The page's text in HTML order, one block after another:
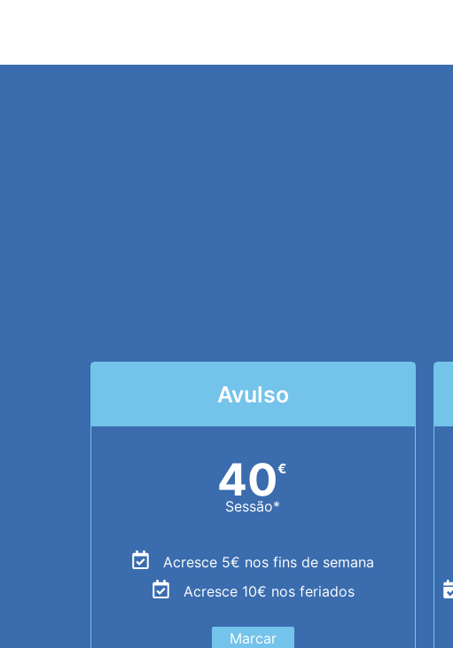
Avulso
40€
Sessão*
Acresce 5€ nos fins de semana
Acresce 10€ nos feriados
Marcar